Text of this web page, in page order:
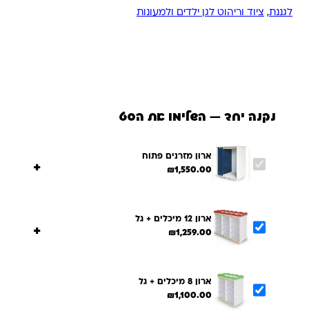
לגננת, ציוד וריהוט לגן ילדים ולמעונות
נקנה יחד — השלימו את הסט
ארון מזרנים פתוח
₪1,550.00
+
ארון 12 מיכלים + גל
₪1,259.00
+
ארון 8 מיכלים + גל
₪1,100.00